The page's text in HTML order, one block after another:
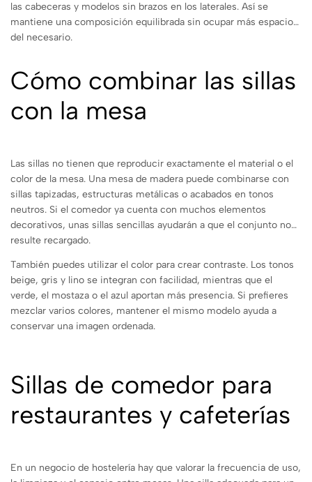
las cabeceras y modelos sin brazos en los laterales. Así se
mantiene una composición equilibrada sin ocupar más espacio
del necesario.
Cómo combinar las sillas
con la mesa
Las sillas no tienen que reproducir exactamente el material o el
color de la mesa. Una mesa de madera puede combinarse con
sillas tapizadas, estructuras metálicas o acabados en tonos
neutros. Si el comedor ya cuenta con muchos elementos
decorativos, unas sillas sencillas ayudarán a que el conjunto no
resulte recargado.
También puedes utilizar el color para crear contraste. Los tonos
beige, gris y lino se integran con facilidad, mientras que el
verde, el mostaza o el azul aportan más presencia. Si prefieres
mezclar varios colores, mantener el mismo modelo ayuda a
conservar una imagen ordenada.
Sillas de comedor para
restaurantes y cafeterías
En un negocio de hostelería hay que valorar la frecuencia de uso,